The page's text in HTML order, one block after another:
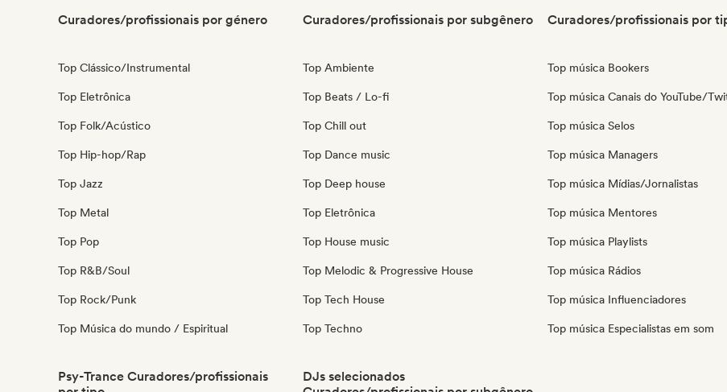
Curadores/profissionais por género
Top Clássico/Instrumental
Top Eletrônica
Top Folk/Acústico
Top Hip-hop/Rap
Top Jazz
Top Metal
Top Pop
Top R&B/Soul
Top Rock/Punk
Top Música do mundo / Espiritual
Curadores/profissionais por subgênero
Top Ambiente
Top Beats / Lo-fi
Top Chill out
Top Dance music
Top Deep house
Top Eletrônica
Top House music
Top Melodic & Progressive House
Top Tech House
Top Techno
Curadores/profissionais por
Top música Bookers
Top música Canais do YouTube/
Top música Selos
Top música Managers
Top música Mídias/Jornalistas
Top música Mentores
Top música Playlists
Top música Rádios
Top música Influenciadores
Top música Especialistas em som
Psy-Trance Curadores/profissionais
DJs selecionados